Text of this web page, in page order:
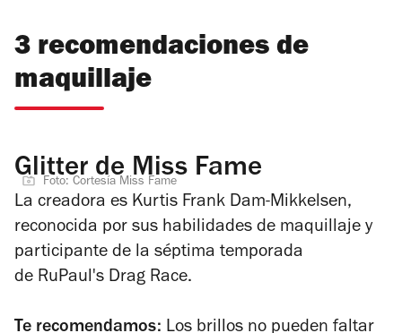
3 recomendaciones de
maquillaje
Glitter de Miss Fame
Foto: Cortesía Miss Fame
La creadora es Kurtis Frank Dam-Mikkelsen,
reconocida por sus habilidades de maquillaje y
participante de la séptima temporada
de RuPaul's Drag Race.
Te recomendamos: Los brillos no pueden faltar